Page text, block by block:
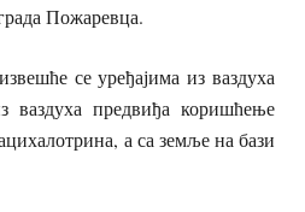
Пожаревца.
се уређајима из ваздуха
предвиђа коришћење
а са земље на бази